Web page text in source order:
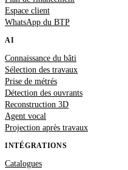
Espace client
WhatsApp du BTP
AI
Connaissance du bâti
Sélection des travaux
Prise de métrés
Détection des ouvrants
Reconstruction 3D
Agent vocal
Projection après travaux
INTÉGRATIONS
Catalogues